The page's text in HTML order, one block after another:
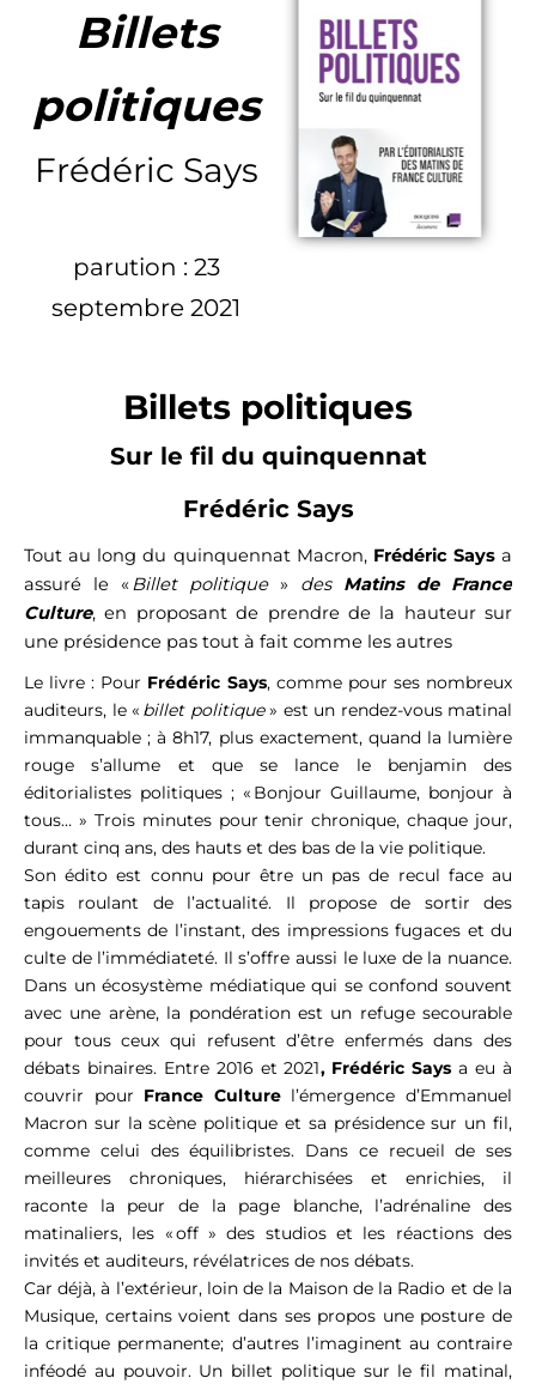
Billets
politiques
Frédéric Says
parution : 23
septembre 2021
Billets politiques
Sur le fil du quinquennat
Frédéric Says
Tout au long du quinquennat Macron, Frédéric Saysa
assuré le «Billet politique» des Matins de France
Culture, en proposant de prendre de la hauteur sur
une présidence pas tout à fait comme les autres
Le livre : Pour Frédéric Says, comme pour ses nombreux
auditeurs, le « billet politique» est un rendez-vous matinal
immanquable ; à 8h17, plus exactement, quand la lumière
rouge s’allume et que se lance le benjamin des
éditorialistes politiques ; « Bonjour Guillaume, bonjour à
tous… » Trois minutes pour tenir chronique, chaque jour,
durant cinq ans, des hauts et des bas de la vie politique.
Son édito est connu pour être un pas de recul face au
tapis roulant de l’actualité. Il propose de sortir des
engouements de l’instant, des impressions fugaces et du
culte de l’immédiateté. Il s’offre aussi le luxe de la nuance.
Dans un écosystème médiatique qui se confond souvent
avec une arène, la pondération est un refuge secourable
pour tous ceux qui refusent d’être enfermés dans des
débats binaires. Entre 2016 et 2021, Frédéric Says a eu à
couvrir pour France Culturel’émergence d’Emmanuel
Macron sur la scène politique et sa présidence sur un fil,
comme celui des équilibristes. Dans ce recueil de ses
meilleures chroniques, hiérarchisées et enrichies, il
raconte la peur de la page blanche, l’adrénaline des
matinaliers, les « off » des studios et les réactions des
invités et auditeurs, révélatrices de nos débats.
Car déjà, à l’extérieur, loin de la Maison de la Radio et de la
Musique, certains voient dans ses propos une posture de
la critique permanente; d’autres l’imaginent au contraire
inféodé au pouvoir. Un billet politique sur le fil matinal,